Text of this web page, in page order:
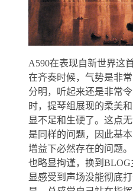
A590在表现自新世界这
在齐奏时候，气势是非
分明，听起来还是非常
时，提琴组展现的柔美
显不足和生硬了。这点
是同样的问题，因此基
增益下必然存在的问题
也略显拘谨，换到BLOG
显感受到声场没能彻底